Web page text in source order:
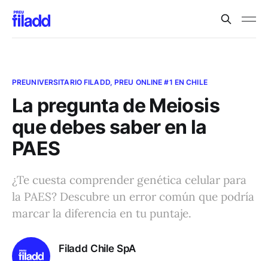
PREUNIVERSITARIO FILADD, PREU ONLINE #1 EN CHILE
La pregunta de Meiosis
que debes saber en la
PAES
¿Te cuesta comprender genética celular para
la PAES? Descubre un error común que podría
marcar la diferencia en tu puntaje.
Filadd Chile SpA